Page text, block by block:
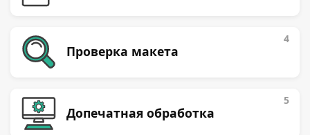
Проверка макета
4
Допечатная обработка
5